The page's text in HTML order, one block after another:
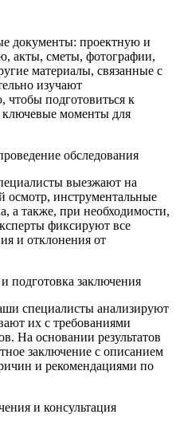
документы: проектную и
акты, сметы, фотографии,
материалы, связанные с
изучают
подготовиться к
ключевые моменты для
обследования
выезжают на
осмотр, инструментальные
а также, при необходимости,
фиксируют все
и отклонения от
подготовка заключения
специалисты анализируют
их с требованиями
На основании результатов
заключение с описанием
и рекомендациями по
и консультация